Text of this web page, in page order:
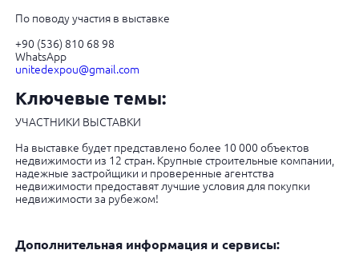
По поводу участия в выставке
+90 (536) 810 68 98
WhatsApp
unitedexpou@gmail.com
Ключевые темы:
УЧАСТНИКИ ВЫСТАВКИ
На выставке будет представлено более 10 000 объектов
недвижимости из 12 стран. Крупные строительные компании,
надежные застройщики и проверенные агентства
недвижимости предоставят лучшие условия для покупки
недвижимости за рубежом!
Дополнительная информация и сервисы: